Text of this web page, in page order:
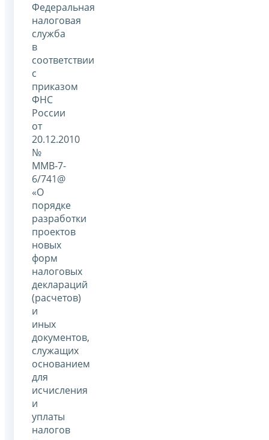
Федеральная
налоговая
служба
в
соответствии
с
приказом
ФНС
России
от
20.12.2010
№
ММВ-7-
6/741@
«О
порядке
разработки
проектов
новых
форм
налоговых
деклараций
(расчетов)
и
иных
документов,
служащих
основанием
для
исчисления
и
уплаты
налогов